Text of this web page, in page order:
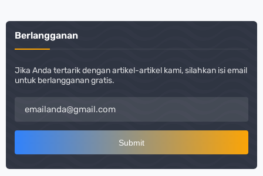
Berlangganan
Jika Anda tertarik dengan artikel-artikel kami, silahkan isi email
untuk berlangganan gratis.